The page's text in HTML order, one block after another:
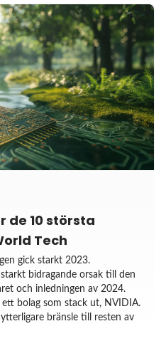
10 största
Tech
gick starkt 2023.
bidragande orsak till den
och inledningen av 2024.
bolag som stack ut, NVIDIA.
bränsle till resten av